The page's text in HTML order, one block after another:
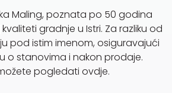
Maling, poznata po 50 godina
gradnje u Istri. Za razliku od
pod istim imenom, osiguravajući
o stanovima i nakon prodaje.
pogledati ovdje.